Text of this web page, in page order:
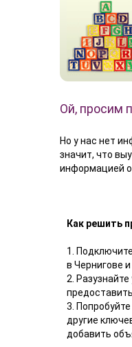
Ой, просим
Но у нас нет
значит, что
информацией
Как решить
1.
в Чернигове
2.
3.
другие
добавить